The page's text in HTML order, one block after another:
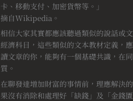
卡、移動支付、加密貨幣等。」
摘自Wikipedia。
相信大家其實都應該聽過類似的說話或
經濟科目，這些類似的文本教材定義，
讀文章的你，能夠有一個基礎共識，在
質。
在聊發達增加財富的事情前，理應解決
果沒有消除和處理好「缺錢」及「金錢